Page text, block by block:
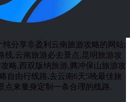
纯分享非盈利云南旅游攻略的网站;
线,云南旅游必去景点,昆明旅游攻
略,西双版纳旅游,腾冲保山旅游攻
自由行线路,去云南6天5晚最佳旅
点来量身定制一条合理的线路.